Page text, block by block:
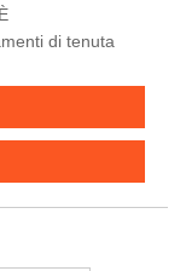
di tenuta